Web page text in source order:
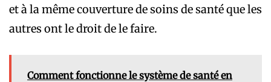
et à la même couverture de soins de santé que les
autres ont le droit de le faire.
Comment fonctionne le système de santé en